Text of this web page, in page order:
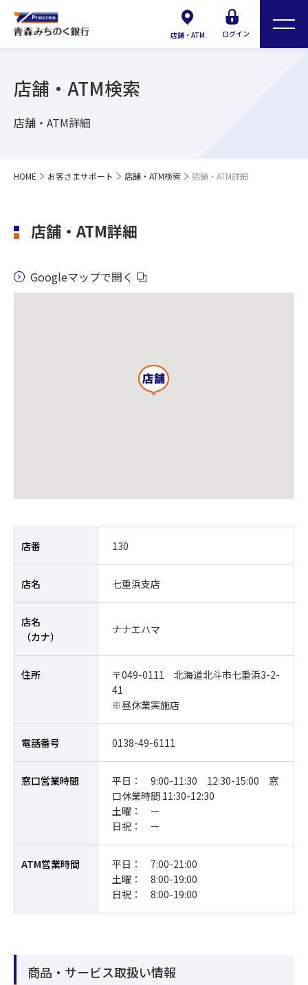
店舗・ATM ログイン
店舗・ATM検索
店舗・ATM詳細
HOME お客さまサポート 店舗・ATM検索 店舗・ATM詳細
店舗・ATM詳細
Googleマップで開く
店番 130
店名 七重浜支店
店名
（カナ）
ナナエハマ
住所
〒049-0111 北海道北斗市七重浜3-2-
41
※昼休業実施店
電話番号 0138-49-6111
窓口営業時間
平日： 9:00-11:30 12:30-15:00 窓
口休業時間 11:30-12:30
土曜： ー
日祝： ー
ATM営業時間
平日： 7:00-21:00
土曜： 8:00-19:00
日祝： 8:00-19:00
商品・サービス取扱い情報